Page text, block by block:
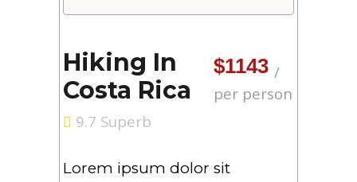
Hiking In
Costa Rica
$1143
per person
9.7 Superb
Lorem ipsum dolor sit